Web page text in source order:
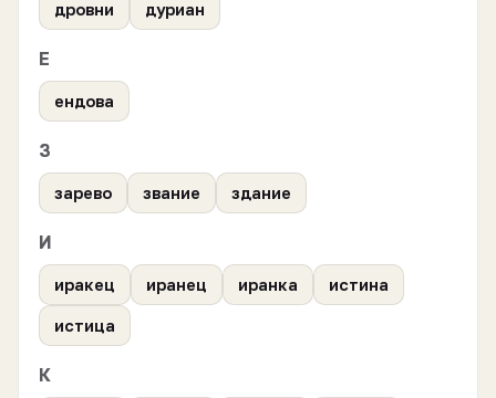
дровни дуриан
Е
ендова
З
зарево звание здание
И
иракец иранец иранка истина
истица
К